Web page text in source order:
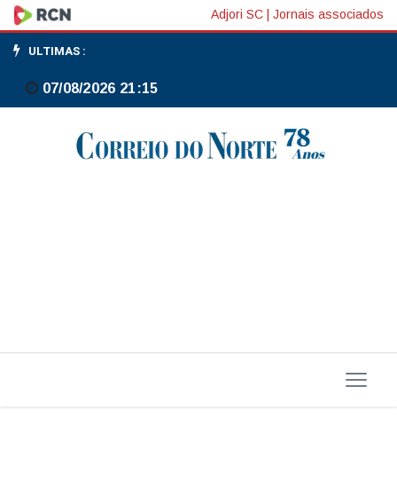
PEC
6x1
carece
estudos
diz
Adjori SC Jornais associados
ULTIMAS :
07/08/2026 21:15